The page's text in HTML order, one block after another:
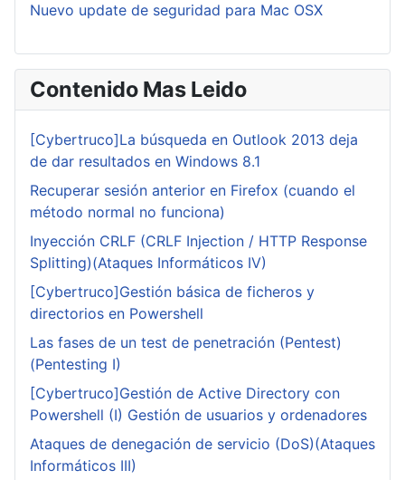
Nuevo update de seguridad para Mac OSX
Contenido Mas Leido
[Cybertruco]La búsqueda en Outlook 2013 deja
de dar resultados en Windows 8.1
Recuperar sesión anterior en Firefox (cuando el
método normal no funciona)
Inyección CRLF (CRLF Injection / HTTP Response
Splitting)(Ataques Informáticos IV)
[Cybertruco]Gestión básica de ficheros y
directorios en Powershell
Las fases de un test de penetración (Pentest)
(Pentesting I)
[Cybertruco]Gestión de Active Directory con
Powershell (I) Gestión de usuarios y ordenadores
Ataques de denegación de servicio (DoS)(Ataques
Informáticos III)